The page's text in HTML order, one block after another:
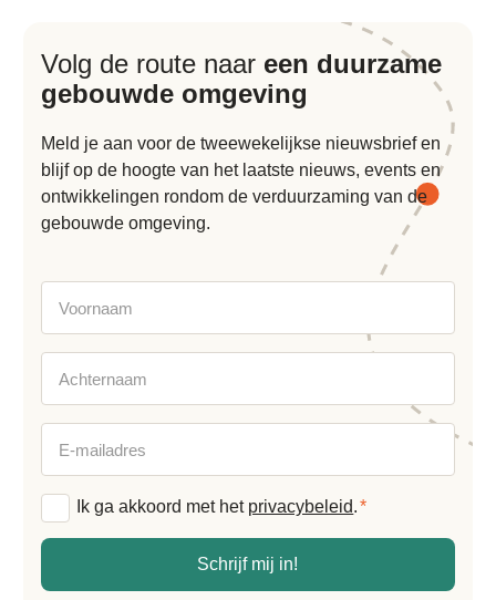
Volg de route naar een duurzame
gebouwde omgeving
Meld je aan voor de tweewekelijkse nieuwsbrief en
blijf op de hoogte van het laatste nieuws, events en
ontwikkelingen rondom de verduurzaming van de
gebouwde omgeving.
mailadres
Algemene
Ik ga akkoord met het privacybeleid.*
Schrijf mij in!